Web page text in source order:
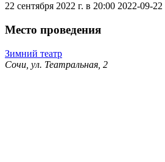
22 сентября 2022 г. в 20:00 2022-09-22
Место проведения
Зимний театр
Сочи, ул. Театральная, 2